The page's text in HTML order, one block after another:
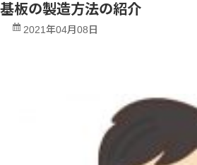
基板の製造方法の紹介
2021年04月08日